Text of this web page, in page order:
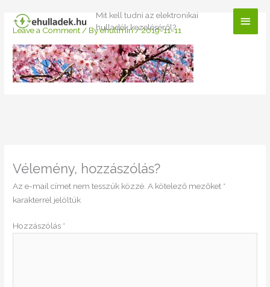
content
Mit kell tudni az elektronikai
hulladék kezeléséről?
Main
Leave a Comment / Byehullmin/2019-11-11
Vélemény, hozzászólás?
Az e-mail címet nem tesszük közzé. A kötelező mezőket *
karakterrel jelöltük
Hozzászólás *